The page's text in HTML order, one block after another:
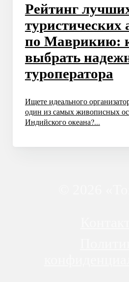
Рейтинг
туристических
по Маврикию:
выбрать
туроператора
Ищете идеального
один из самых живописных
Индийского океана?...